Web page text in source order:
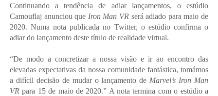
Continuando a tendência de adiar lançamentos, o estúdio
Camouflaj anunciou que Iron Man VR será adiado para maio de
2020. Numa nota publicada no Twitter, o estúdio confirma o
adiar do lançamento deste título de realidade virtual.
“De modo a concretizar a nossa visão e ir ao encontro das
elevadas expectativas da nossa comunidade fantástica, tomámos
a difícil decisão de mudar o lançamento de Marvel’s Iron Man
VR para 15 de maio de 2020.” A nota termina com o estúdio a